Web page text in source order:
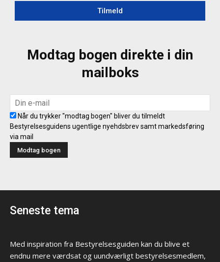
Tilmeld
Modtag bogen direkte i din
mailboks
Når du trykker "modtag bogen" bliver du tilmeldt
Bestyrelsesguidens ugentlige nyehdsbrev samt markedsføring
via mail
Seneste tema
Med inspiration fra Bestyrelsesguiden kan du blive et
endnu mere værdsat og uundværligt bestyrelsesmedlem,